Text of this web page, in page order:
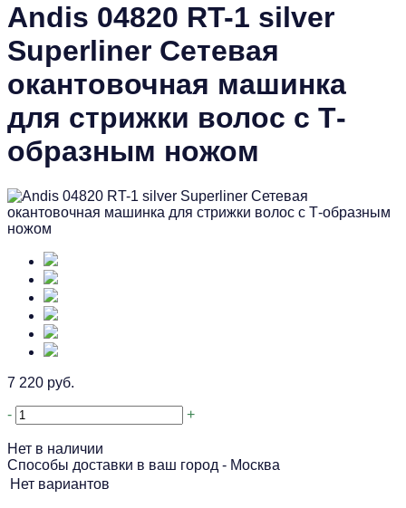
Andis 04820 RT-1 silver
Superliner Сетевая
окантовочная машинка
для стрижки волос с Т-
образным ножом
7 220 руб.
- +
Нет в наличии
Способы доставки в ваш город - Москва
Нет вариантов